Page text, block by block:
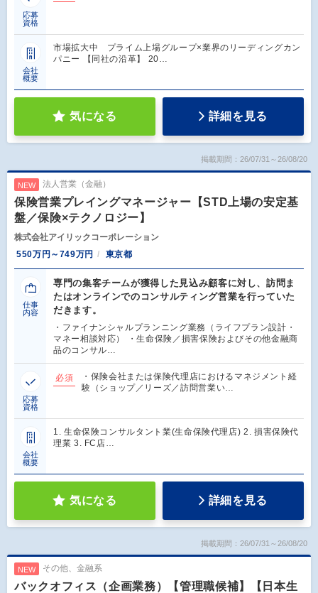
応募
資格
会社
概要
市場拡大中 プライム上場グループ×業界のリーディングカン
パニー 【同社の沿革】 20…
気になる 詳細を見る
掲載期間：26/07/31～26/08/20
NEW 法人営業（金融）
保険営業プレイングマネージャー【STD上場の安定基
盤／保険×テクノロジー】
株式会社アイリックコーポレーション
550万円～749万円
東京都
仕事
内容
専門の集客チームが獲得した見込み顧客に対し、訪問ま
たはオンラインでのコンサルティング営業を行っていた
だきます。
・ファイナンシャルプランニング業務（ライフプラン設計・
マネー相談対応） ・生命保険／損害保険およびその他金融商
品のコンサル…
応募
資格
必須
・保険会社または保険代理店におけるマネジメント経
験（ショップ／リーズ／訪問営業い…
会社
概要
1. 生命保険コンサルタント業(生命保険代理店) 2. 損害保険代
理業 3. FC店…
気になる 詳細を見る
掲載期間：26/07/31～26/08/20
NEW その他、金融系
バックオフィス（企画業務）【管理職候補】【日本生